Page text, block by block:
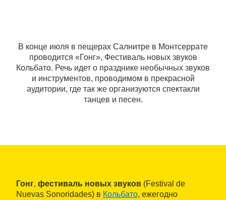
В конце июля в пещерах Салнитре в Монтсеррате
проводится «Гонг», Фестиваль новых звуков
Кольбато. Речь идет о празднике необычных звуков
и инструментов, проводимом в прекрасной
аудитории, где так же организуются спектакли
танцев и песен.
Гонг, фестиваль новых звуков (Festival de
Nuevas Sonoridades) в Кольбато, ежегодно